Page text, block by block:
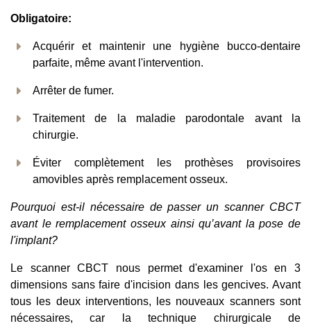
Obligatoire:
Acquérir et maintenir une hygiène bucco-dentaire
parfaite, même avant l'intervention.
Arrêter de fumer.
Traitement de la maladie parodontale avant la
chirurgie.
Éviter complètement les prothèses provisoires
amovibles après remplacement osseux.
Pourquoi est-il nécessaire de passer un scanner CBCT
avant le remplacement osseux ainsi qu’avant la pose de
l'implant?
Le scanner CBCT nous permet d'examiner l'os en 3
dimensions sans faire d'incision dans les gencives. Avant
tous les deux interventions, les nouveaux scanners sont
nécessaires, car la technique chirurgicale de